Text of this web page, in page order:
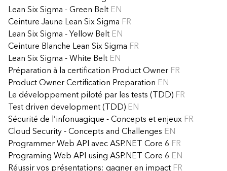
Lean Six Sigma - Green Belt EN
Ceinture Jaune Lean Six Sigma FR
Lean Six Sigma - Yellow Belt EN
Ceinture Blanche Lean Six Sigma FR
Lean Six Sigma - White Belt EN
Préparation à la certification Product Owner FR
Product Owner Certification Preparation EN
Le développement piloté par les tests (TDD) FR
Test driven development (TDD) EN
Sécurité de l’infonuagique - Concepts et enjeux FR
Cloud Security - Concepts and Challenges EN
Programmer Web API avec ASP.NET Core 6 FR
Programing Web API using ASP.NET Core 6 EN
Réussir vos présentations: gagner en impact FR